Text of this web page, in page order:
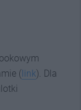
(link). Dla